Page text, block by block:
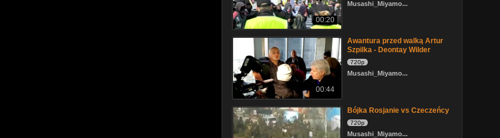
00:20
Musashi_Miyamo...
00:44
Awantura przed walką Artur
Szpilka - Deontay Wilder
720p
Musashi_Miyamo...
Bójka Rosjanie vs Czeczeńcy
720p
Musashi_Miyamo...